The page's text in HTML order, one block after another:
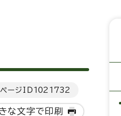
ページID 1021732
な文字で印刷